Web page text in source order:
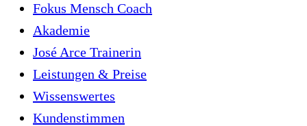
Fokus Mensch Coach
Akademie
José Arce Trainerin
Leistungen & Preise
Wissenswertes
Kundenstimmen